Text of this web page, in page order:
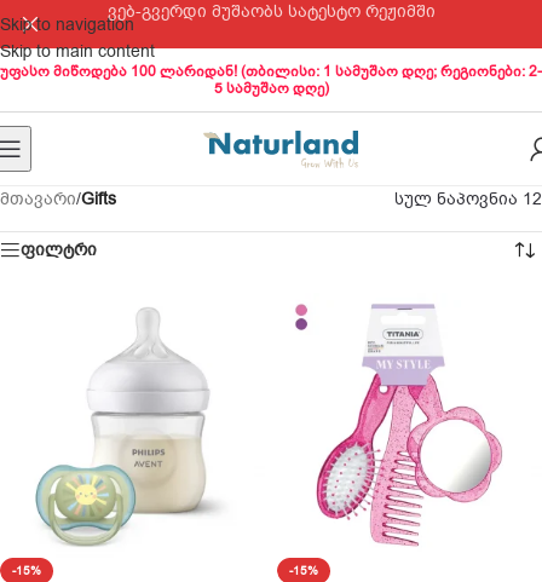
Skip to navigation
Skip to main content
ვებ-გვერდი მუშაობს სატესტო რეჟიმში
უფასო მიწოდება 100 ლარიდან! (თბილისი: 1 სამუშაო დღე; რეგიონები: 2-
5 სამუშაო დღე)
მთავარი/Gifts სულ ნაპოვნია 12
ფილტრი
-15% -15%